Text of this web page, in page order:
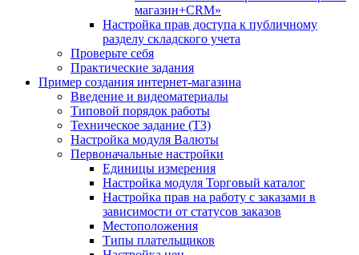
магазин+CRM»
Настройка прав доступа к публичному
разделу складского учета
Проверьте себя
Практические задания
Пример создания интернет-магазина
Введение и видеоматериалы
Типовой порядок работы
Техническое задание (ТЗ)
Настройка модуля Валюты
Первоначальные настройки
Единицы измерения
Настройка модуля Торговый каталог
Настройка прав на работу с заказами в
зависимости от статусов заказов
Местоположения
Типы плательщиков